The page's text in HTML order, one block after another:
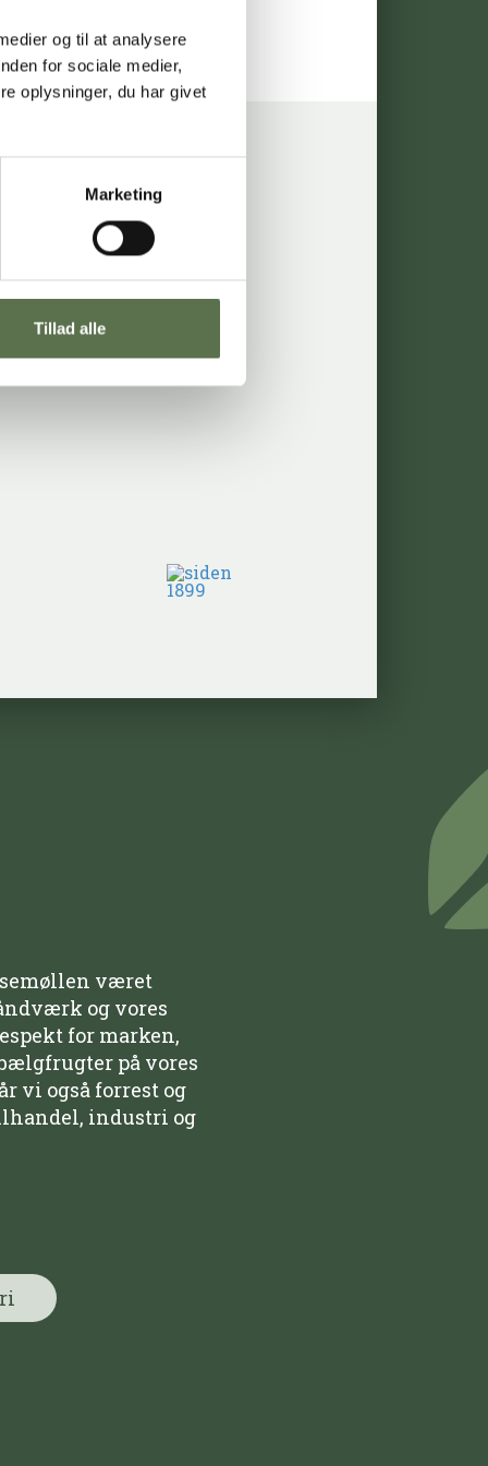
og til at analysere
for sociale medier,
oplysninger, du har givet
Marketing
Tillad alle
måltider
Inspiration
Opskrifter
Produkter
været
og vores
for marken,
på vores
vi også forrest og
industri og